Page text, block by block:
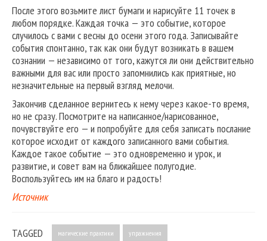
После этого возьмите лист бумаги и нарисуйте 11 точек в
любом порядке. Каждая точка — это событие, которое
случилось с вами с весны до осени этого года. Записывайте
события спонтанно, так как они будут возникать в вашем
сознании — независимо от того, кажутся ли они действительно
важными для вас или просто запомнились как приятные, но
незначительные на первый взгляд мелочи.
Закончив сделанное вернитесь к нему через какое-то время,
но не сразу. Посмотрите на написанное/нарисованное,
почувствуйте его — и попробуйте для себя записать послание
которое исходит от каждого записанного вами события.
Каждое такое событие — это одновременно и урок, и
развитие, и совет вам на ближайшее полугодие.
Воспользуйтесь им на благо и радость!
Источник
TAGGED магические практики упражнения